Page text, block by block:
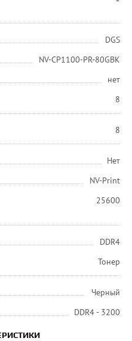
DGS
NV-CP1100-PR-80GBK
нет
8
8
Нет
NV-Print
25600
DDR4
Тонер
Черный
DDR4 - 3200